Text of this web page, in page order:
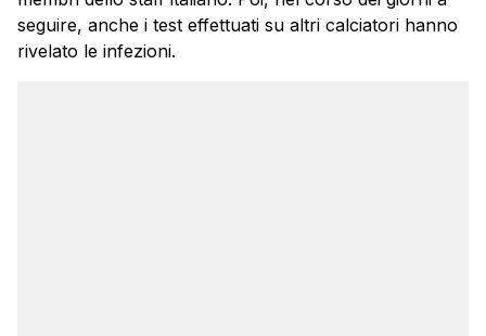
seguire, anche i test effettuati su altri calciatori hanno
rivelato le infezioni.